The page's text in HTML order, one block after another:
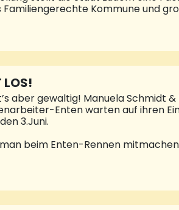
Kommune und
aktuell zwei
offenen Stellen und die
stellen/.
LOS!
aber gewaltig! Manuela Schmidt
Enten warten auf ihren
3.Juni.
beim Enten-Rennen
Hammergraben und Oberer
Lutz, Sanitätshaus Braunberger,
den beiden Infoständen. Die
zugeordnet werden können. Am